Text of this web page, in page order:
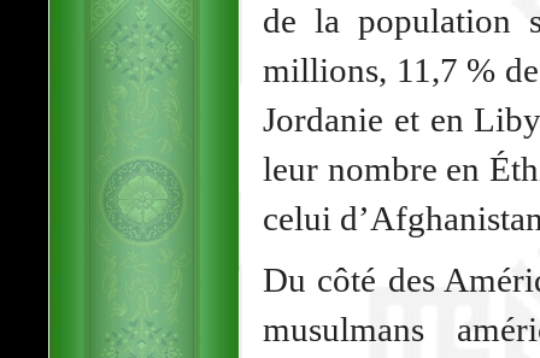
de la population
millions, 11,7 %
Jordanie et en
leur nombre en
celui
Du côté des
musulmans